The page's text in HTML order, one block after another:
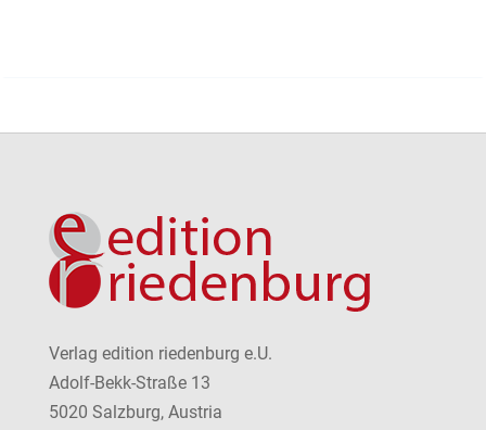
Verlag edition riedenburg e.U.
Adolf-Bekk-Straße 13
5020 Salzburg, Austria